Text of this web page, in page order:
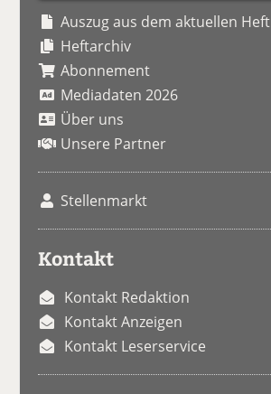
Auszug aus dem aktuellen Heft
Heftarchiv
Abonnement
Mediadaten 2026
Über uns
Unsere Partner
Stellenmarkt
Kontakt
Kontakt Redaktion
Kontakt Anzeigen
Kontakt Leserservice